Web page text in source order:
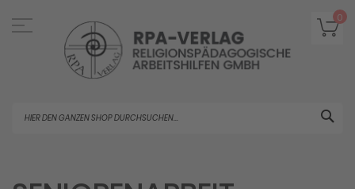
zum
Inhalt
0